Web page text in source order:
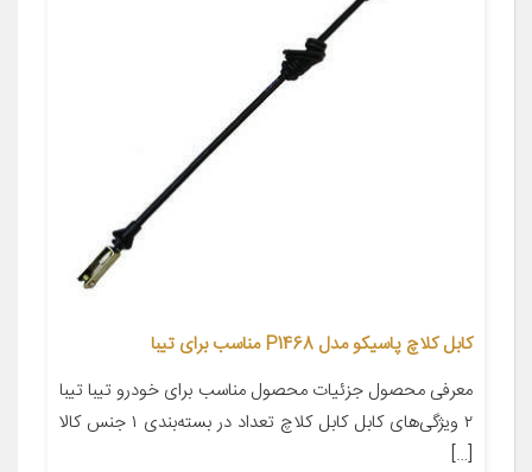
کابل کلاچ پاسیکو مدل P1468 مناسب برای تیبا
معرفی محصول جزئیات محصول مناسب برای خودرو تیبا تیبا
۲ ویژگی‌های کابل کابل کلاچ تعداد در بسته‌بندی ۱ جنس کالا
[…]